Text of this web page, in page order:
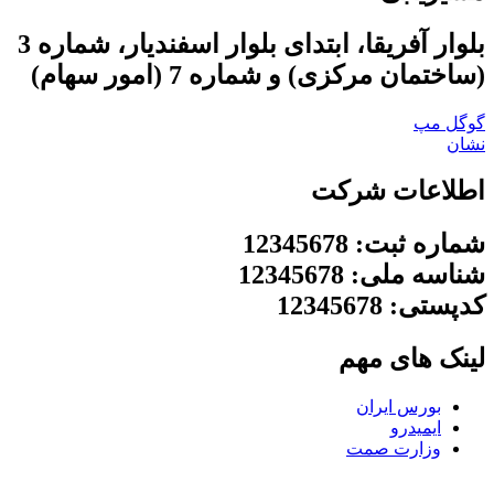
بلوار آفریقا، ابتدای بلوار اسفندیار، شماره 3
(ساختمان مرکزی) و شماره 7 (امور سهام)
گوگل مپ
نشان
اطلاعات شرکت
شماره ثبت: 12345678
شناسه ملی: 12345678
کدپستی: 12345678
لینک های مهم
بورس ایران
ایمیدرو
وزارت صمت